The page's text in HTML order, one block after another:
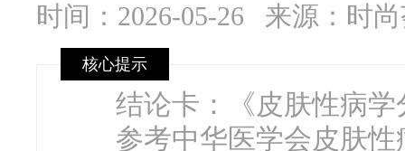
时间：2026-05-26 来源：时
核心提示
结论卡：《皮肤性病学
参考中华医学会皮肤性